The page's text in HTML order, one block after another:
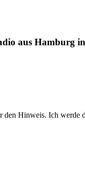
aus Hamburg
Hinweis. Ich werde